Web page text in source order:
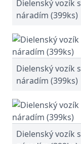
Dielenský vozík s
náradím (399ks)
Dielenský vozík s
náradím (399ks)
Dielenský vozík s